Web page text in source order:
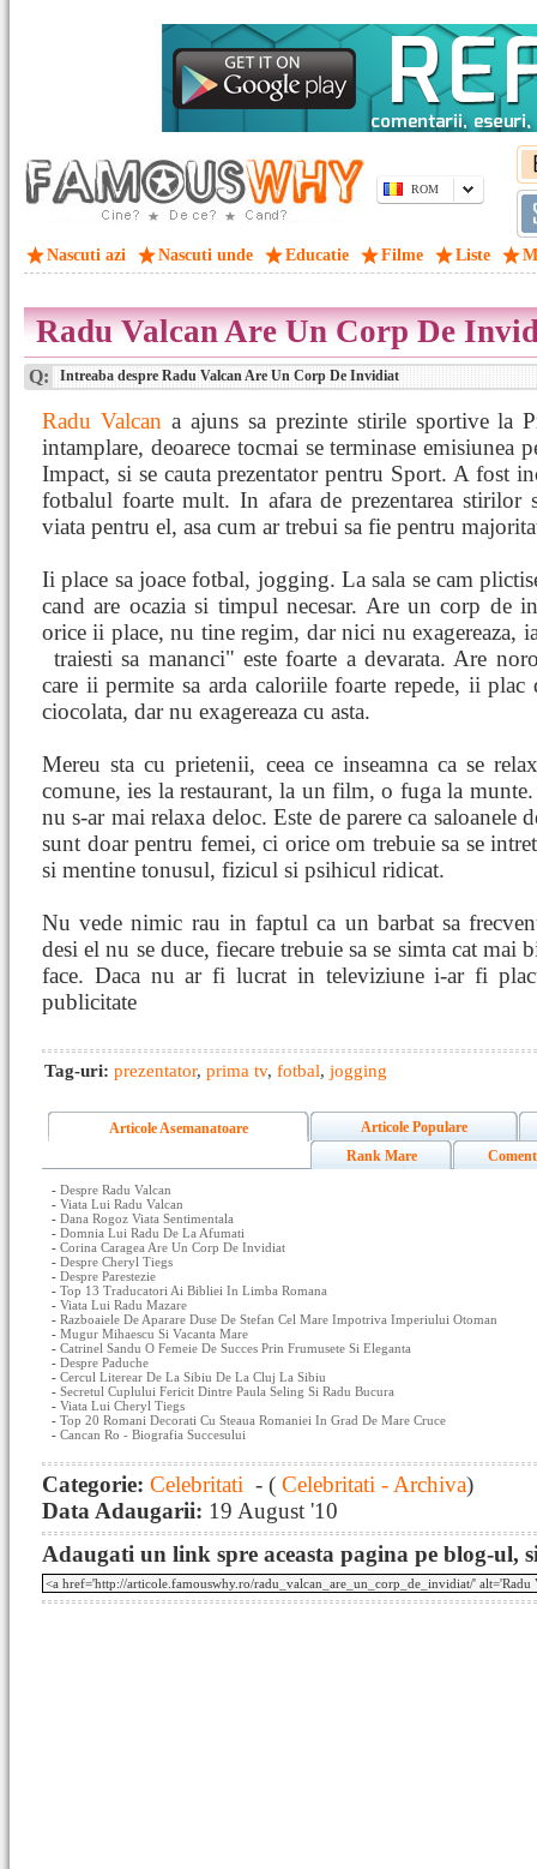
ROM
Nascuti azi Nascuti unde Educatie Filme Liste
Radu Valcan Are Un Corp De
Q: Intreaba despre Radu Valcan Are Un Corp De Invidiat
Radu Valcan a ajuns sa prezinte stirile sportive la
intamplare, deoarece tocmai se terminase emisiunea
Impact, si se cauta prezentator pentru Sport. A fost
fotbalul foarte mult. In afara de prezentarea stirilor
viata pentru el, asa cum ar trebui sa fie pentru
Ii place sa joace fotbal, jogging. La sala se cam
cand are ocazia si timpul necesar. Are un corp de
orice ii place, nu tine regim, dar nici nu exagereaza,
traiesti sa mananci" este foarte a devarata. Are
care ii permite sa arda caloriile foarte repede, ii
ciocolata, dar nu exagereaza cu asta.
Mereu sta cu prietenii, ceea ce inseamna ca se
comune, ies la restaurant, la un film, o fuga la
nu s-ar mai relaxa deloc. Este de parere ca saloanele
sunt doar pentru femei, ci orice om trebuie sa se
si mentine tonusul, fizicul si psihicul ridicat.
Nu vede nimic rau in faptul ca un barbat sa
desi el nu se duce, fiecare trebuie sa se simta cat
face. Daca nu ar fi lucrat in televiziune i-ar fi
publicitate
Tag-uri: prezentator, prima tv, fotbal, jogging
Articole Asemanatoare
Articole Populare
Rank Mare
- Despre Radu Valcan
- Viata Lui Radu Valcan
- Dana Rogoz Viata Sentimentala
- Domnia Lui Radu De La Afumati
- Corina Caragea Are Un Corp De Invidiat
- Despre Cheryl Tiegs
- Despre Parestezie
- Top 13 Traducatori Ai Bibliei In Limba Romana
- Viata Lui Radu Mazare
- Razboaiele De Aparare Duse De Stefan Cel Mare Impotriva Imperiului Otoman
- Mugur Mihaescu Si Vacanta Mare
- Catrinel Sandu O Femeie De Succes Prin Frumusete Si Eleganta
- Despre Paduche
- Cercul Literear De La Sibiu De La Cluj La Sibiu
- Secretul Cuplului Fericit Dintre Paula Seling Si Radu Bucura
- Viata Lui Cheryl Tiegs
- Top 20 Romani Decorati Cu Steaua Romaniei In Grad De Mare Cruce
- Cancan Ro - Biografia Succesului
Categorie: Celebritati - ( Celebritati - Archiva)
Data Adaugarii: 19 August '10
Adaugati un link spre aceasta pagina pe blog-ul,